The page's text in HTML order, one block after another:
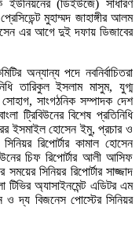
ইউনিয়নের (ডিইউজে) সাধারণ
মুহাম্মদ জাহাঙ্গীর আলম
এর আগে দুই দফায় ডিজাবের
অন্যান্য পদে নবনির্বাচিতরা
তারিকুল ইসলাম মাসুম, যুগ্ম
সোহাগ, সাংগঠনিক সম্পাদক দেশ
ট্রিবিউনের বিশেষ প্রতিনিধি
ইসমাইল হোসেন ইমু, প্রচার ও
রিপোর্টার কামাল হোসেন
চিফ রিপোর্টার আলী আসিফ
সিনিয়র রিপোর্টার সাজ্জাদ
টিভির অ্যাসাইনমেন্ট এডিটর এম
ও দ্য বিজনেস পোস্টের সিনিয়র